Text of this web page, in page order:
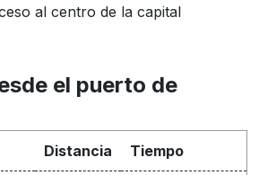
al centro de la capital
el puerto de
Distancia Tiempo